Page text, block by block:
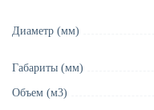
Диаметр (мм)
Габариты (мм)
Объем (м3)